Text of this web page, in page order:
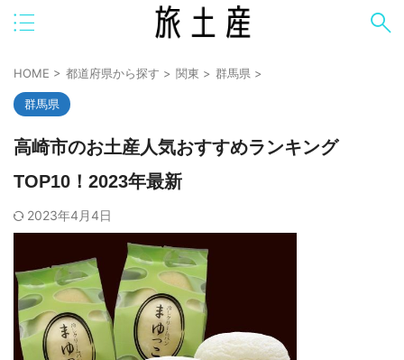
HOME > 都道府県から探す > 関東 > 群馬県 >
群馬県
高崎市のお土産人気おすすめランキング
TOP10！2023年最新
2023年4月4日